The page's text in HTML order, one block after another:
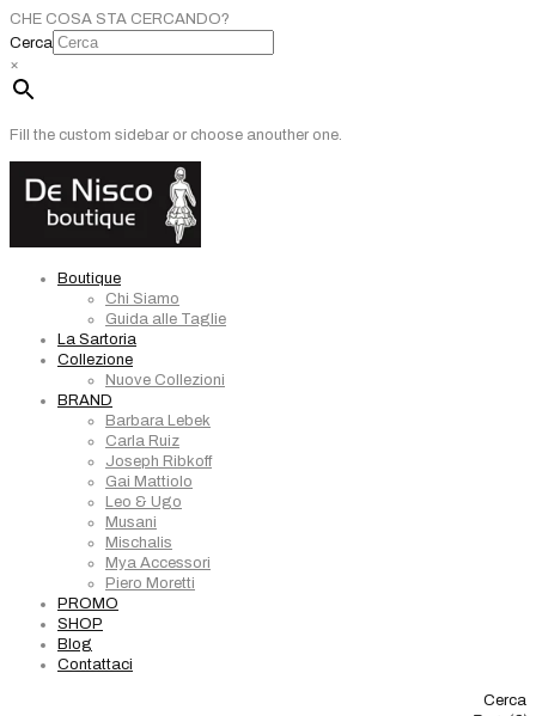
CHE COSA STA CERCANDO?
Cerca
×
Fill the custom sidebar or choose anouther one.
Boutique
Chi Siamo
Guida alle Taglie
La Sartoria
Collezione
Nuove Collezioni
BRAND
Barbara Lebek
Carla Ruiz
Joseph Ribkoff
Gai Mattiolo
Leo & Ugo
Musani
Mischalis
Mya Accessori
Piero Moretti
PROMO
SHOP
Blog
Contattaci
Cerca